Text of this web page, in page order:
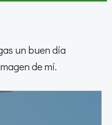
un buen día
de mí.